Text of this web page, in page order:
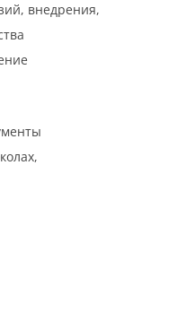
внедрения,